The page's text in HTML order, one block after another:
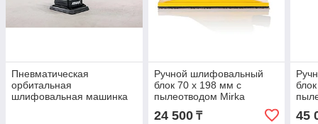
Пневматическая
орбитальная
шлифовальная машинка
Ручной шлифовальный
блок 70 х 198 мм c
пылеотводом Mirka
8391500111
24 500₸ 45